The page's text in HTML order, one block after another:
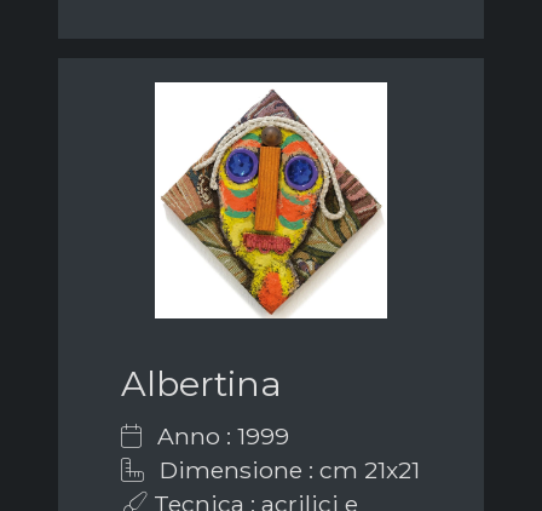
Albertina
Anno : 1999
Dimensione : cm 21x21
Tecnica : acrilici e